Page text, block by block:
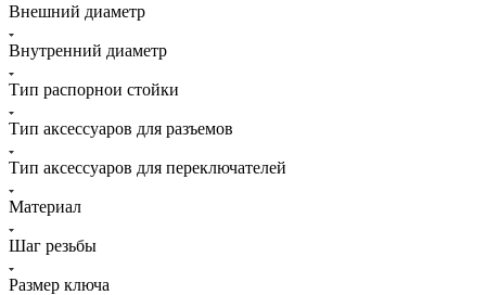
Внешний диаметр
Внутренний диаметр
Тип распорнои стойки
Тип аксессуаров для разъемов
Тип аксессуаров для переключателей
Материал
Шаг резьбы
Размер ключа